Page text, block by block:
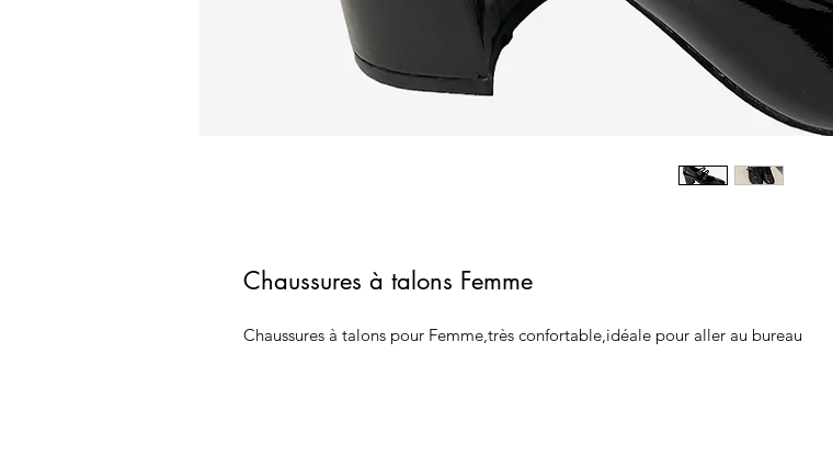
Chaussures à talons Femme
Chaussures à talons pour Femme,très confortable,idéale pour aller au bureau